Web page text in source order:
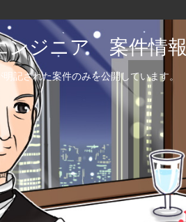
ンジニア 案件情報
記された案件のみを公開しています。